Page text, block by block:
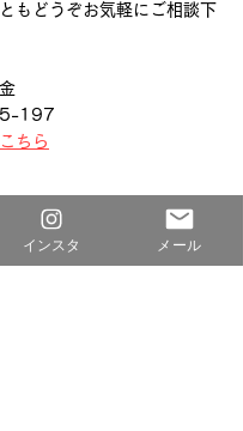
もどうぞお気軽にご相談下
5-197
ちら
インスタ メール